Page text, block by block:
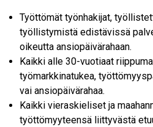
Työttömät työnhakijat,
työllistymistä edistävissä
oikeutta ansiopäivärahaan.
Kaikki alle 30-vuotiaat
työmarkkinatukea,
vai ansiopäivärahaa.
Kaikki vieraskieliset ja
työttömyyteensä liittyvästä